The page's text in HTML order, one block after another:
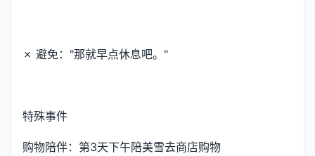
✗ 避免："那就早点休息吧。"
特殊事件
购物陪伴：第3天下午陪美雪去商店购物